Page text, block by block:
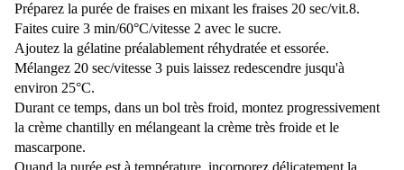
Préparez la purée de fraises en mixant les fraises 20 sec/vit.8.
Faites cuire 3 min/60°C/vitesse 2 avec le sucre.
Ajoutez la gélatine préalablement réhydratée et essorée.
Mélangez 20 sec/vitesse 3 puis laissez redescendre jusqu'à
environ 25°C.
Durant ce temps, dans un bol très froid, montez progressivement
la crème chantilly en mélangeant la crème très froide et le
mascarpone.